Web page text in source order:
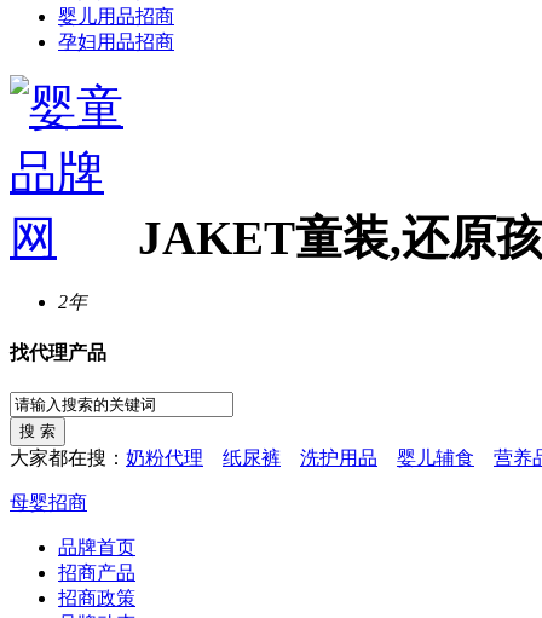
婴儿用品招商
孕妇用品招商
JAKET童装,还原
2年
找代理产品
大家都在搜： 奶粉代理 纸尿裤 洗护用品 婴儿辅食 营养
母婴招商
品牌首页
招商产品
招商政策